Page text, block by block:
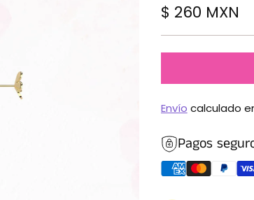
Precio
$ 260 MXN
Envío calculado
Pagos